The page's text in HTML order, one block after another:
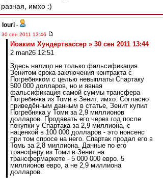
разная, имхо :)
Iouri -
30 сен 2011 13:46
Иоаким Хундертвассер » 30 сен 2011 13:44
2 man26 12:51
Здесь налицо не только фальсификация
Зенитом срока заключения контракта с
Погребняком с целью невыплаты Спартаку
500 000 долларов, но и явная
фальсификация самой суммы трансфера
Погребняка из Томи в Зенит, имхо. Согласно
приведённым данным в статье, Зенит купил
Погребняка у Томи за 2,9 миллионов
долларов. Продавать его через год после
покупки у Спартака за 2,9 миллиона, с
наценкой в 100 000 долларов - это нонсенс
при том спросе на него. Спартак продал его в
Томь за 2,8 миллиона. Данные по его
трансферу из Томи в Зенит на
трансфермаркете - 5 000 000 евро. 5
миллионов евро, а не 2,9 миллиона
долларов.